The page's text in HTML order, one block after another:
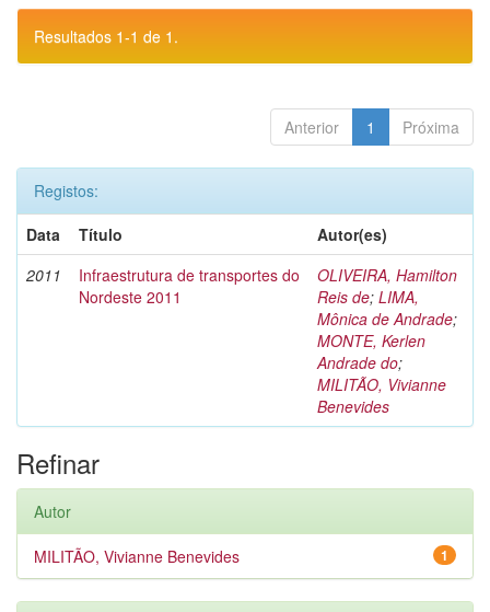
Resultados 1-1 de 1.
Anterior 1 Próxima
Registos:
Data
Título
Autor(es)
2011
Infraestrutura de transportes do
Nordeste 2011
OLIVEIRA, Hamilton
Reis de; LIMA,
Mônica de Andrade;
MONTE, Kerlen
Andrade do;
MILITÃO, Vivianne
Benevides
Refinar
Autor
1
MILITÃO, Vivianne Benevides